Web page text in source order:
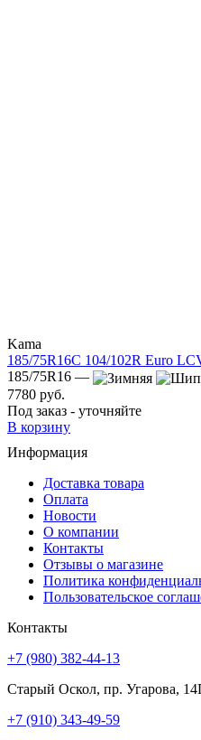
Kama
185/75R16C 104/102R Euro
185/75R16 —
7780 руб.
Под заказ - уточняйте
В корзину
Информация
Доставка товара
Оплата
Новости
О компании
Контакты
Отзывы о магазине
Политика
Пользовательское
Контакты
+7 (980) 382-44-13
Старый Оскол, пр. Угарова,
+7 (910) 343-49-59